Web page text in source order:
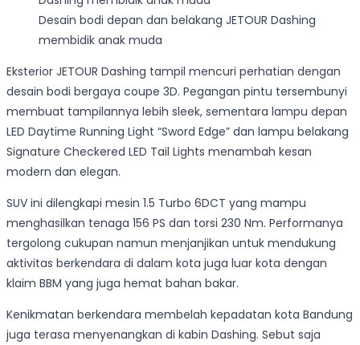
Desain bodi depan dan belakang JETOUR Dashing
membidik anak muda
Eksterior JETOUR Dashing tampil mencuri perhatian dengan
desain bodi bergaya coupe 3D. Pegangan pintu tersembunyi
membuat tampilannya lebih sleek, sementara lampu depan
LED Daytime Running Light “Sword Edge” dan lampu belakang
Signature Checkered LED Tail Lights menambah kesan
modern dan elegan.
SUV ini dilengkapi mesin 1.5 Turbo 6DCT yang mampu
menghasilkan tenaga 156 PS dan torsi 230 Nm. Performanya
tergolong cukupan namun menjanjikan untuk mendukung
aktivitas berkendara di dalam kota juga luar kota dengan
klaim BBM yang juga hemat bahan bakar.
Kenikmatan berkendara membelah kepadatan kota Bandung
juga terasa menyenangkan di kabin Dashing. Sebut saja